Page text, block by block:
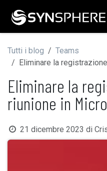
Tutti i blog
Teams
Eliminare la registrazione
Eliminare la
riunione in
21 dicembre 2023 di